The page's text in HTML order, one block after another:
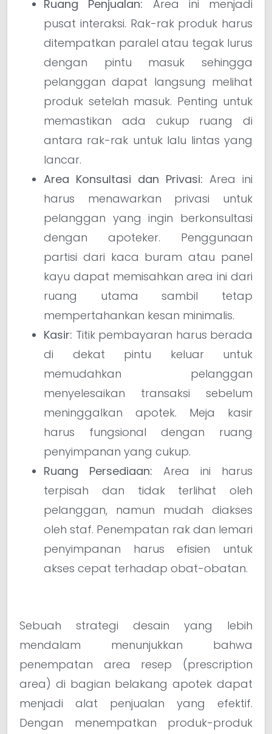
Ruang Penjualan: Area ini menjadi
pusat interaksi. Rak-rak produk harus
ditempatkan paralel atau tegak lurus
dengan pintu masuk sehingga
pelanggan dapat langsung melihat
produk setelah masuk. Penting untuk
memastikan ada cukup ruang di
antara rak-rak untuk lalu lintas yang
lancar.
Area Konsultasi dan Privasi: Area ini
harus menawarkan privasi untuk
pelanggan yang ingin berkonsultasi
dengan apoteker. Penggunaan
partisi dari kaca buram atau panel
kayu dapat memisahkan area ini dari
ruang utama sambil tetap
mempertahankan kesan minimalis.
Kasir: Titik pembayaran harus berada
di dekat pintu keluar untuk
memudahkan pelanggan
menyelesaikan transaksi sebelum
meninggalkan apotek. Meja kasir
harus fungsional dengan ruang
penyimpanan yang cukup.
Ruang Persediaan: Area ini harus
terpisah dan tidak terlihat oleh
pelanggan, namun mudah diakses
oleh staf. Penempatan rak dan lemari
penyimpanan harus efisien untuk
akses cepat terhadap obat-obatan.
Sebuah strategi desain yang lebih
mendalam menunjukkan bahwa
penempatan area resep (prescription
area) di bagian belakang apotek dapat
menjadi alat penjualan yang efektif.
Dengan menempatkan produk-produk